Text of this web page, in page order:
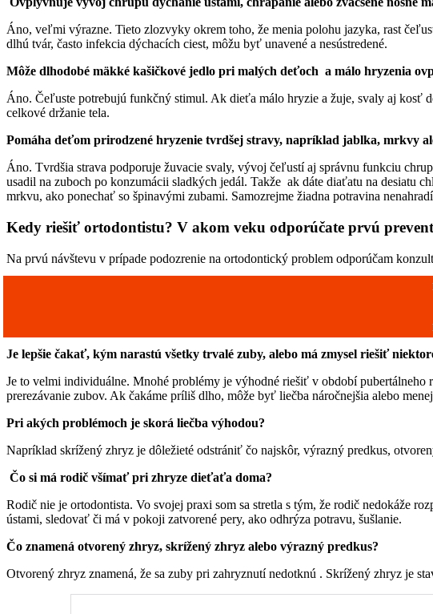
Áno, veľmi výrazne. Tieto zlozvyky okrem toho, že menia polohu jazyka, rast
dlhú tvár, často infekcia dýchacích ciest, môžu byť unavené a nesústredené.
Môže dlhodobé mäkké kašičkové jedlo pri malých deťoch a málo hryzenia
Áno. Čeľuste potrebujú funkčný stimul. Ak dieťa málo hryzie a žuje, svaly aj kosť
celkové držanie tela.
Pomáha deťom prirodzené hryzenie tvrdšej stravy, napríklad jablka, mrkvy
Áno. Tvrdšia strava podporuje žuvacie svaly, vývoj čeľustí aj správnu funkciu
usadil na zuboch po konzumácii sladkých jedál. Takže ak dáte diaťatu na desiatu
mrkvu, ako ponechať so špinavými zubami. Samozrejme žiadna potravina
Kedy riešiť ortodontistu? V akom veku odporúčate prvú
Na prvú návštevu v prípade podozrenie na ortodontický problem odporúčam
Je lepšie čakať, kým narastú všetky trvalé zuby, alebo má zmysel riešiť
Je to velmi individuálne. Mnohé problémy je výhodné riešiť v období
prerezávanie zubov. Ak čakáme príliš dlho, môže byť liečba náročnejšia alebo
Pri akých problémoch je skorá liečba výhodou?
Napríklad skrížený zhryz je dôležieté odstrániť čo najskôr, výrazný predkus,
Čo si má rodič všímať pri zhryze dieťaťa doma?
Rodič nie je ortodontista. Vo svojej praxi som sa stretla s tým, že rodič nedokáže
ústami, sledovať či má v pokoji zatvorené pery, ako odhrýza potravu, šušlanie.
Čo znamená otvorený zhryz, skrížený zhryz alebo výrazný predkus?
Otvorený zhryz znamená, že sa zuby pri zahryznutí nedotknú . Skrížený zhryz je